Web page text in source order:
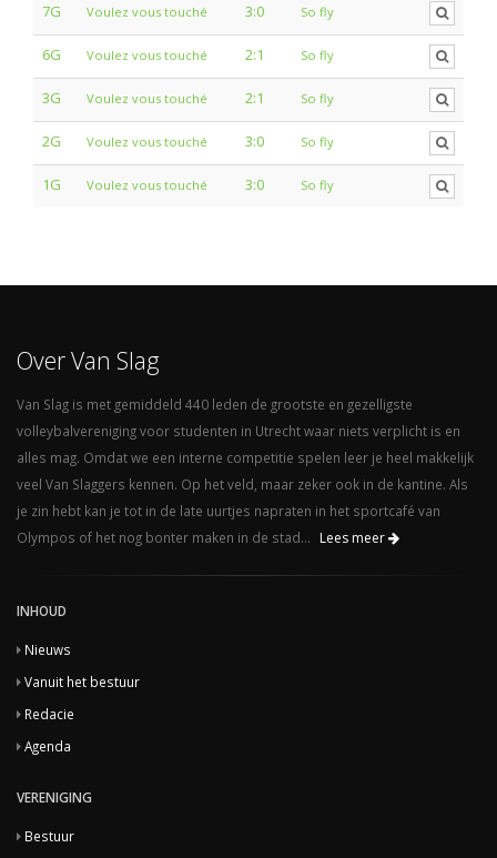
7G
Voulez vous touché 3:0 So fly
6G Voulez vous touché 2:1 So fly
3G Voulez vous touché 2:1 So fly
2G Voulez vous touché 3:0 So fly
1G Voulez vous touché 3:0 So fly
Over Van Slag
Van Slag is met gemiddeld 440 leden de grootste en gezelligste
volleybalvereniging voor studenten in Utrecht waar niets verplicht is en
alles mag. Omdat we een interne competitie spelen leer je heel makkelijk
veel Van Slaggers kennen. Op het veld, maar zeker ook in de kantine. Als
je zin hebt kan je tot in de late uurtjes napraten in het sportcafé van
Olympos of het nog bonter maken in de stad...
Lees meer
INHOUD
Nieuws
Vanuit het bestuur
Redacie
Agenda
VERENIGING
Bestuur